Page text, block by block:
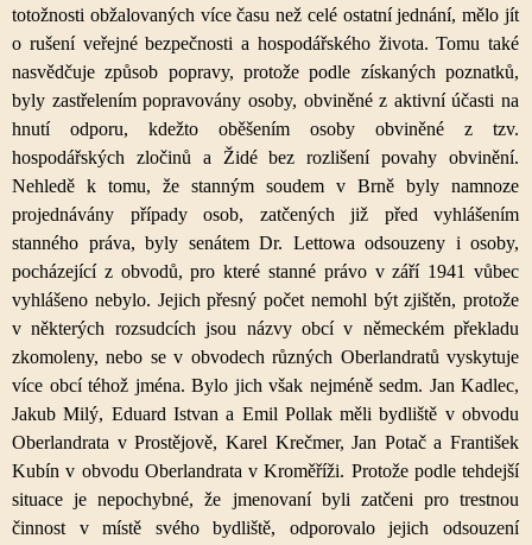
totožnosti obžalovaných více času než celé ostatní jednání, mělo jít
o rušení veřejné bezpečnosti a hospodářského života. Tomu také
nasvědčuje způsob popravy, protože podle získaných poznatků,
byly zastřelením popravovány osoby, obviněné z aktivní účasti na
hnutí odporu, kdežto oběšením osoby obviněné z tzv.
hospodářských zločinů a Židé bez rozlišení povahy obvinění.
Nehledě k tomu, že stanným soudem v Brně byly namnoze
projednávány případy osob, zatčených již před vyhlášením
stanného práva, byly senátem Dr. Lettowa odsouzeny i osoby,
pocházející z obvodů, pro které stanné právo v září 1941 vůbec
vyhlášeno nebylo. Jejich přesný počet nemohl být zjištěn, protože
v některých rozsudcích jsou názvy obcí v německém překladu
zkomoleny, nebo se v obvodech různých Oberlandratů vyskytuje
více obcí téhož jména. Bylo jich však nejméně sedm. Jan Kadlec,
Jakub Milý, Eduard Istvan a Emil Pollak měli bydliště v obvodu
Oberlandrata v Prostějově, Karel Krečmer, Jan Potač a František
Kubín v obvodu Oberlandrata v Kroměříži. Protože podle tehdejší
situace je nepochybné, že jmenovaní byli zatčeni pro trestnou
činnost v místě svého bydliště, odporovalo jejich odsouzení